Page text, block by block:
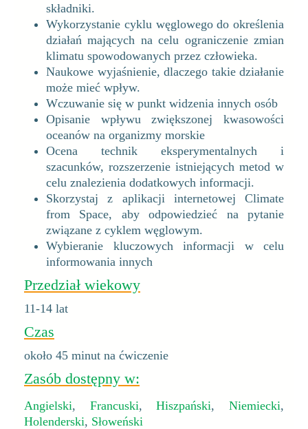
składniki.
Wykorzystanie cyklu węglowego do określenia
działań mających na celu ograniczenie zmian
klimatu spowodowanych przez człowieka.
Naukowe wyjaśnienie, dlaczego takie działanie
może mieć wpływ.
Wczuwanie się w punkt widzenia innych osób
Opisanie wpływu zwiększonej kwasowości
oceanów na organizmy morskie
Ocena technik eksperymentalnych i
szacunków, rozszerzenie istniejących metod w
celu znalezienia dodatkowych informacji.
Skorzystaj z aplikacji internetowej Climate
from Space, aby odpowiedzieć na pytanie
związane z cyklem węglowym.
Wybieranie kluczowych informacji w celu
informowania innych
Przedział wiekowy
11-14 lat
Czas
około 45 minut na ćwiczenie
Zasób dostępny w:
Angielski, Francuski,Hiszpański,Niemiecki,
Holenderski, Słoweński